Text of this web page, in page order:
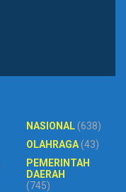
NASIONAL(638)
OLAHRAGA(43)
PEMERINTAH
DAERAH
(745)